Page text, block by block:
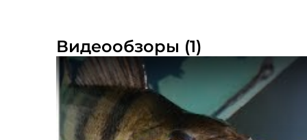
Видеообзоры (1)